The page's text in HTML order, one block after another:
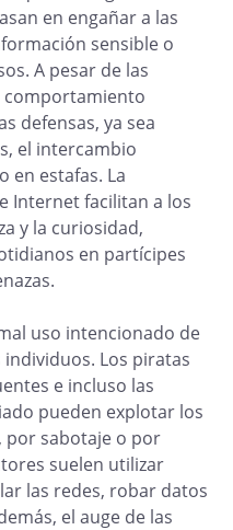
en engañar a las
sensible o
A pesar de las
comportamiento
defensas, ya sea
el intercambio
en estafas. La
Internet facilitan a los
y la curiosidad,
en partícipes
uso intencionado de
Los piratas
e incluso las
pueden explotar los
por sabotaje o por
suelen utilizar
las redes, robar datos
el auge de las